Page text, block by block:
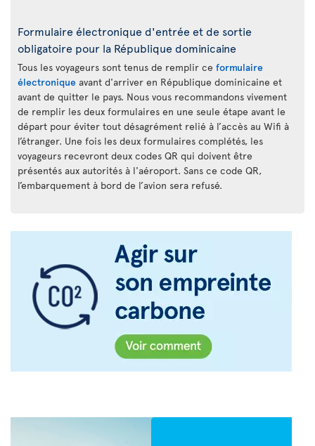
Formulaire électronique d'entrée et de sortie
obligatoire pour la République dominicaine
Tous les voyageurs sont tenus de remplir ce formulaire
électronique avant d'arriver en République dominicaine et
avant de quitter le pays. Nous vous recommandons vivement
de remplir les deux formulaires en une seule étape avant le
départ pour éviter tout désagrément relié à l’accès au Wifi à
l’étranger. Une fois les deux formulaires complétés, les
voyageurs recevront deux codes QR qui doivent être
présentés aux autorités à l'aéroport. Sans ce code QR,
l’embarquement à bord de l’avion sera refusé.